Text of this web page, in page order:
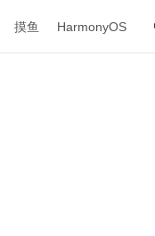
摸鱼 HarmonyOS